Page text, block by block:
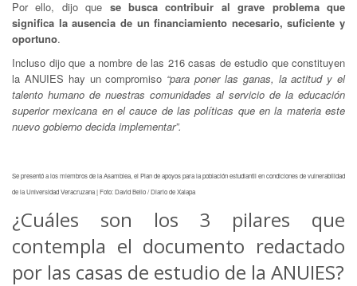
Por ello, dijo que se busca contribuir al grave problema que
significa la ausencia de un financiamiento necesario, suficiente y
oportuno.
Incluso dijo que a nombre de las 216 casas de estudio que constituyen
la ANUIES hay un compromiso “para poner las ganas, la actitud y el
talento humano de nuestras comunidades al servicio de la educación
superior mexicana en el cauce de las políticas que en la materia este
nuevo gobierno decida implementar”.
Se presentó a los miembros de la Asamblea, el Plan de apoyos para la población estudiantil en condiciones de vulnerabilidad
de la Universidad Veracruzana | Foto: David Bello / Diario de Xalapa
¿Cuáles son los 3 pilares que
contempla el documento redactado
por las casas de estudio de la ANUIES?